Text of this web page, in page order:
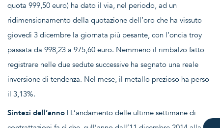
quota 999,50 euro) ha dato il via, nel periodo, ad un
ridimensionamento della quotazione dell’oro che ha vissuto
giovedì 3 dicembre la giornata più pesante, con l’oncia troy
passata da 998,23 a 975,60 euro. Nemmeno il rimbalzo fatto
registrare nelle due sedute successive ha segnato una reale
inversione di tendenza. Nel mese, il metallo prezioso ha perso
il 3,13%.
Sintesi dell’anno | L’andamento delle ultime settimane di